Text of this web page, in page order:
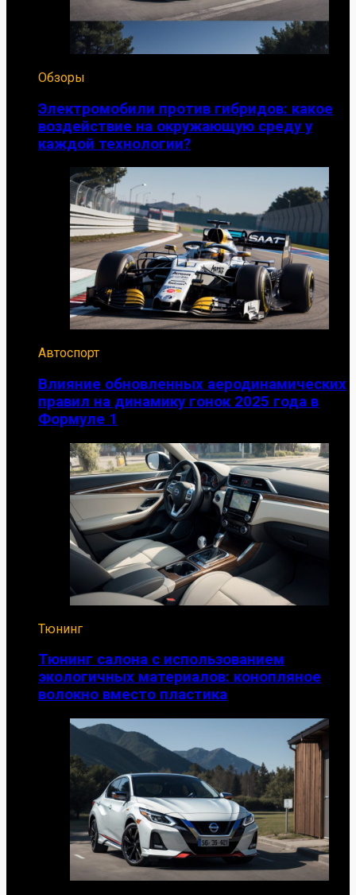
Обзоры
Электромобили против гибридов: какое
воздействие на окружающую среду у
каждой технологии?
Автоспорт
Влияние обновленных аеродинамических
правил на динамику гонок 2025 года в
Формуле 1
Тюнинг
Тюнинг салона с использованием
экологичных материалов: конопляное
волокно вместо пластика